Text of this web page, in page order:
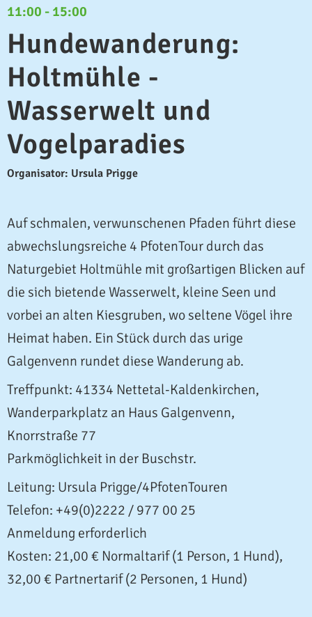
11:00 - 15:00
Hundewanderung:
Holtmühle -
Wasserwelt und
Vogelparadies
Organisator: Ursula Prigge
Auf schmalen, verwunschenen Pfaden führt diese
abwechslungsreiche 4 PfotenTour durch das
Naturgebiet Holtmühle mit großartigen Blicken auf
die sich bietende Wasserwelt, kleine Seen und
vorbei an alten Kiesgruben, wo seltene Vögel ihre
Heimat haben. Ein Stück durch das urige
Galgenvenn rundet diese Wanderung ab.
Treffpunkt: 41334 Nettetal-Kaldenkirchen,
Wanderparkplatz an Haus Galgenvenn,
Knorrstraße 77
Parkmöglichkeit in der Buschstr.
Leitung: Ursula Prigge/4PfotenTouren
Telefon: +49(0)2222 / 977 00 25
Anmeldung erforderlich
Kosten: 21,00 € Normaltarif (1 Person, 1 Hund),
32,00 € Partnertarif (2 Personen, 1 Hund)